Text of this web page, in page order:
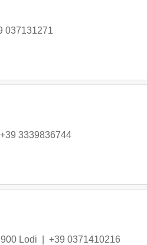
037131271
+39 3339836744
Lodi +39 0371410216